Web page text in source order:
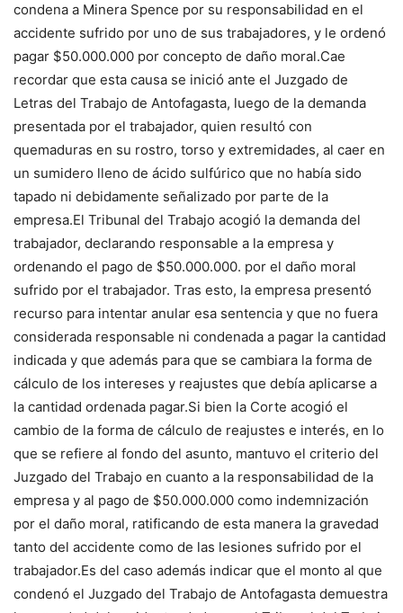
condena a Minera Spence por su responsabilidad en el
accidente sufrido por uno de sus trabajadores, y le ordenó
pagar $50.000.000 por concepto de daño moral.Cae
recordar que esta causa se inició ante el Juzgado de
Letras del Trabajo de Antofagasta, luego de la demanda
presentada por el trabajador, quien resultó con
quemaduras en su rostro, torso y extremidades, al caer en
un sumidero lleno de ácido sulfúrico que no había sido
tapado ni debidamente señalizado por parte de la
empresa.El Tribunal del Trabajo acogió la demanda del
trabajador, declarando responsable a la empresa y
ordenando el pago de $50.000.000. por el daño moral
sufrido por el trabajador. Tras esto, la empresa presentó
recurso para intentar anular esa sentencia y que no fuera
considerada responsable ni condenada a pagar la cantidad
indicada y que además para que se cambiara la forma de
cálculo de los intereses y reajustes que debía aplicarse a
la cantidad ordenada pagar.Si bien la Corte acogió el
cambio de la forma de cálculo de reajustes e interés, en lo
que se refiere al fondo del asunto, mantuvo el criterio del
Juzgado del Trabajo en cuanto a la responsabilidad de la
empresa y al pago de $50.000.000 como indemnización
por el daño moral, ratificando de esta manera la gravedad
tanto del accidente como de las lesiones sufrido por el
trabajador.Es del caso además indicar que el monto al que
condenó el Juzgado del Trabajo de Antofagasta demuestra